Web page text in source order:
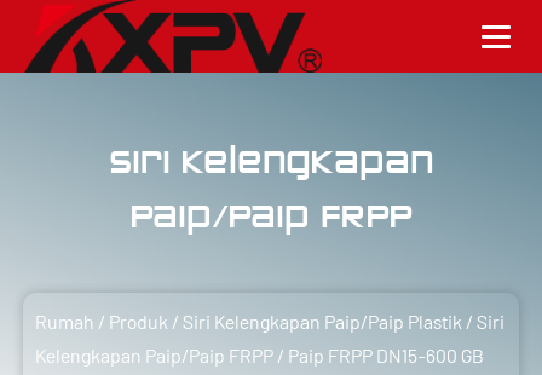
Siri Kelengkapan
Paip/Paip FRPP
Rumah / Produk /Siri Kelengkapan Paip/Paip Plastik /Siri
Kelengkapan Paip/Paip FRPP / Paip FRPP DN15-600 GB